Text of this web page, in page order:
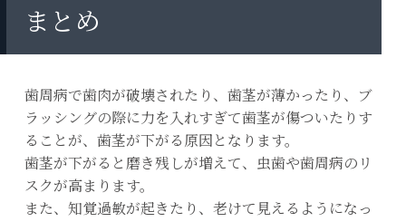
まとめ
歯周病で歯肉が破壊されたり、歯茎が薄かったり、ブ
ラッシングの際に力を入れすぎて歯茎が傷ついたりす
ることが、歯茎が下がる原因となります。
歯茎が下がると磨き残しが増えて、虫歯や歯周病のリ
スクが高まります。
また、知覚過敏が起きたり、老けて見えるようになっ